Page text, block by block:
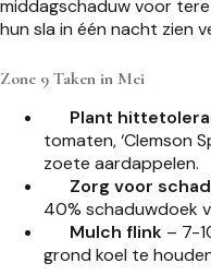
middagschaduw voor
hun sla in één nacht zien
Zone 9 Taken in Mei
Plant
tomaten, ‘Clemson
zoete aardappelen.
Zorg voor
40% schaduwdoek
Mulch flink – 7-
grond koel te